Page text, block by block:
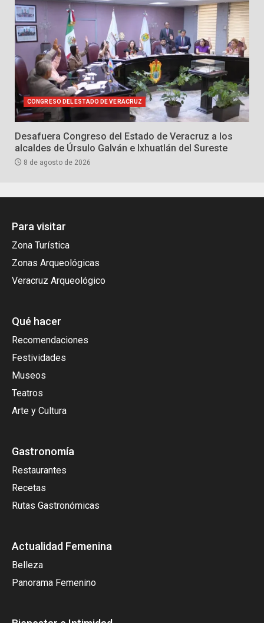
CONGRESO DEL ESTADO DE VERACRUZ
Desafuera Congreso del Estado de Veracruz a los
alcaldes de Úrsulo Galván e Ixhuatlán del Sureste
8 de agosto de 2026
Para visitar
Zona Turística
Zonas Arqueológicas
Veracruz Arqueológico
Qué hacer
Recomendaciones
Festividades
Museos
Teatros
Arte y Cultura
Gastronomía
Restaurantes
Recetas
Rutas Gastronómicas
Actualidad Femenina
Belleza
Panorama Femenino